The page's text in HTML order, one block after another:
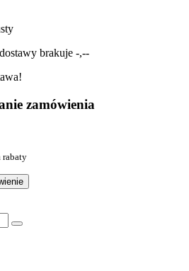
brakuje -,--
zamówienia
rabaty